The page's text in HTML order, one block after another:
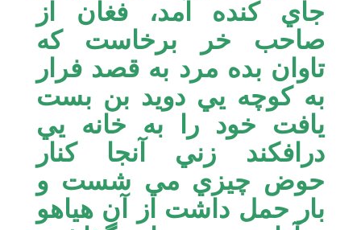
جاي كنده آمد، فغان از
صاحب خر برخاست كه
تاوان بده مرد به قصد فرار
به كوچه يي دويد بن بست
يافت خود را به خانه يي
درافكند زني آنجا كنار
حوض چيزي مي شست و
بار حمل داشت از آن هياهو